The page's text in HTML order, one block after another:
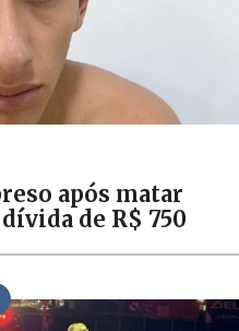
após matar
de R$ 750